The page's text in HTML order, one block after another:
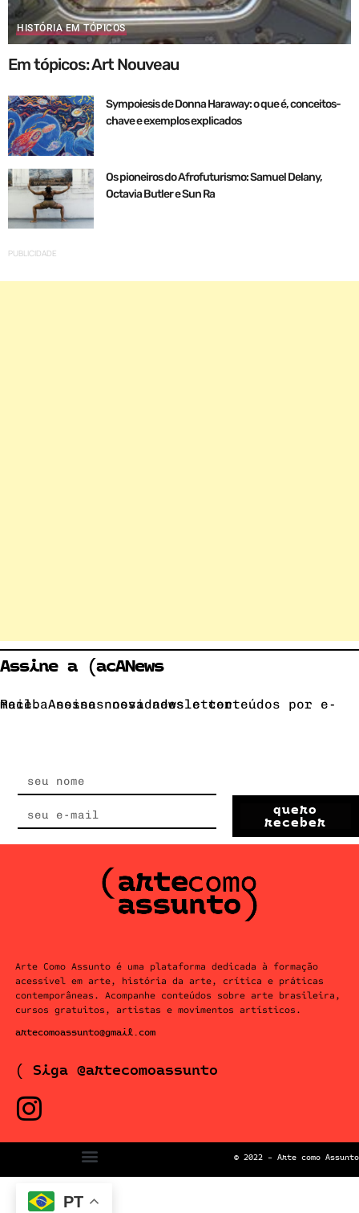
HISTÓRIA EM TÓPICOS
Em tópicos: Art Nouveau
Sympoiesis de Donna Haraway: o que é, conceitos-
chave e exemplos explicados
Os pioneiros do Afrofuturismo: Samuel Delany,
Octavia Butler e Sun Ra
PUBLICIDADE
Assine a (acANews
Receba nossas novidades e conteúdos por e-mail. Assine nossa newsletter.
quero
receber
Arte Como Assunto é uma plataforma dedicada à formação
acessível em arte, história da arte, crítica e práticas
contemporâneas. Acompanhe conteúdos sobre arte brasileira,
cursos gratuitos, artistas e movimentos artísticos.
artecomoassunto@gmail.com
( Siga @artecomoassunto
© 2022 – Arte como Assunto
PT